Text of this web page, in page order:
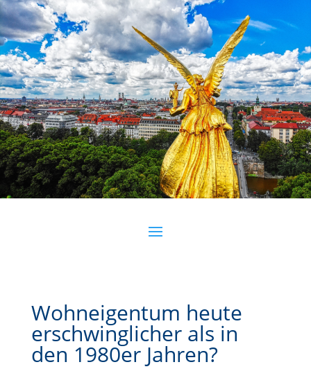
Wohneigentum heute
erschwinglicher als in
den 1980er Jahren?